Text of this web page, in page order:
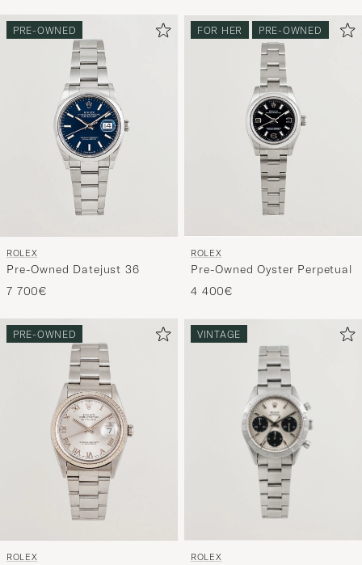
estilo
y
ti.
PRE-OWNED
ROLEX
Pre-Owned Datejust 36
7 700€
FOR HER PRE-OWNED
ROLEX
Pre-Owned Oyster Perpetual
4 400€
PRE-OWNED
ROLEX
VINTAGE
ROLEX